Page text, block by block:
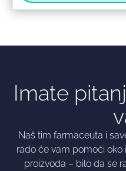
Imate
Naš tim farmaceuta i
rado će vam pomoći oko
proizvoda – bilo da se